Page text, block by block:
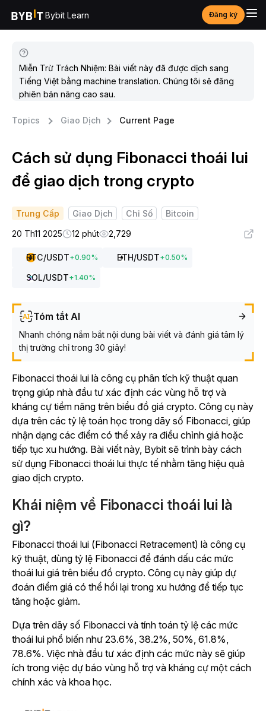
Bybit Learn Đăng ký
Miễn Trừ Trách Nhiệm: Bài viết này đã được dịch sang
Tiếng Việt bằng machine translation. Chúng tôi sẽ đăng
phiên bản nâng cao sau.
Topics Giao Dịch Current Page
Cách sử dụng Fibonacci thoái lui
để giao dịch trong crypto
Trung Cấp Giao Dịch Chỉ Số
Bitcoin
20 Th11 2025
12 phút 2,729
BTC/USDT+0.90% ETH/USDT+0.50%
SOL/USDT+1.40%
Tóm tắt AI
Nhanh chóng nắm bắt nội dung bài viết và đánh giá tâm lý
thị trường chỉ trong 30 giây!
Fibonacci thoái lui là công cụ phân tích kỹ thuật quan
trọng giúp nhà đầu tư xác định các vùng hỗ trợ và
kháng cự tiềm năng trên biểu đồ giá crypto. Công cụ này
dựa trên các tỷ lệ toán học trong dãy số Fibonacci, giúp
nhận dạng các điểm có thể xảy ra điều chỉnh giá hoặc
tiếp tục xu hướng. Bài viết này, Bybit sẽ trình bày cách
sử dụng Fibonacci thoái lui thực tế nhằm tăng hiệu quả
giao dịch crypto.
Khái niệm về Fibonacci thoái lui là
gì?
Fibonacci thoái lui (Fibonacci Retracement) là công cụ
kỹ thuật, dùng tỷ lệ Fibonacci để đánh dấu các mức
thoái lui giá trên biểu đồ crypto. Công cụ này giúp dự
đoán điểm giá có thể hồi lại trong xu hướng để tiếp tục
tăng hoặc giảm.
Dựa trên dãy số Fibonacci và tính toán tỷ lệ các mức
thoái lui phổ biến như 23.6%, 38.2%, 50%, 61.8%,
78.6%. Việc nhà đầu tư xác định các mức này sẽ giúp
ích trong việc dự báo vùng hỗ trợ và kháng cự một cách
chính xác và khoa học.